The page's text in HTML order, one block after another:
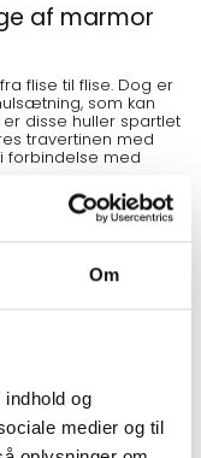
Om
og
medier og til
af marmor
flise til flise. Dog er
som kan
disse huller spartlet
travertinen med
forbindelse med
med en god
dog med en såkaldt
/ trælaster.
cm, skal der benyttes
på 5 mm.
farver som kan
de meget
( som årene i træet)